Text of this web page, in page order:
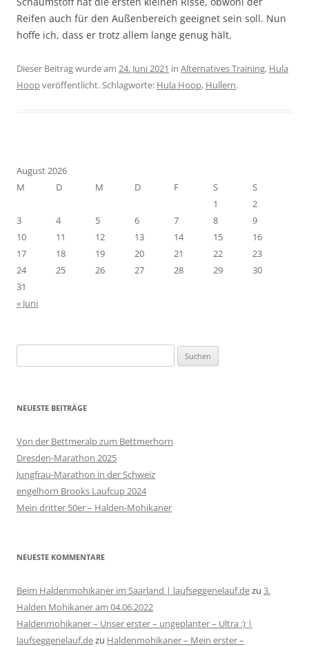
Reifen auch für den Außenbereich geeignet sein soll. Nun
hoffe ich, dass er trotz allem lange genug hält.
Dieser Beitrag wurde am 24. Juni 2021 in Alternatives Training, Hula
Hoopveröffentlicht. Schlagworte: Hula Hoop, Hullern.
August 2026
M
D M D F S
S
1
2
3
4 5 6 7 8
9
10
11 12 13 14 15
16
17
18 19 20 21 22
23
24
25 26 27 28 29
30
31
« Juni
nach:
NEUESTE BEITRÄGE
Von der Bettmeralp zum Bettmerhorn
Dresden-Marathon 2025
Jungfrau-Marathon in der Schweiz
engelhorn Brooks Laufcup 2024
Mein dritter 50er – Halden-Mohikaner
NEUESTE KOMMENTARE
Beim Haldenmohikaner im Saarland | laufseggenelauf.dezu 3.
Halden Mohikaner am 04.06.2022
Haldenmohikaner – Unser erster – ungeplanter – Ultra :) |
laufseggenelauf.dezu Haldenmohikaner – Mein erster –